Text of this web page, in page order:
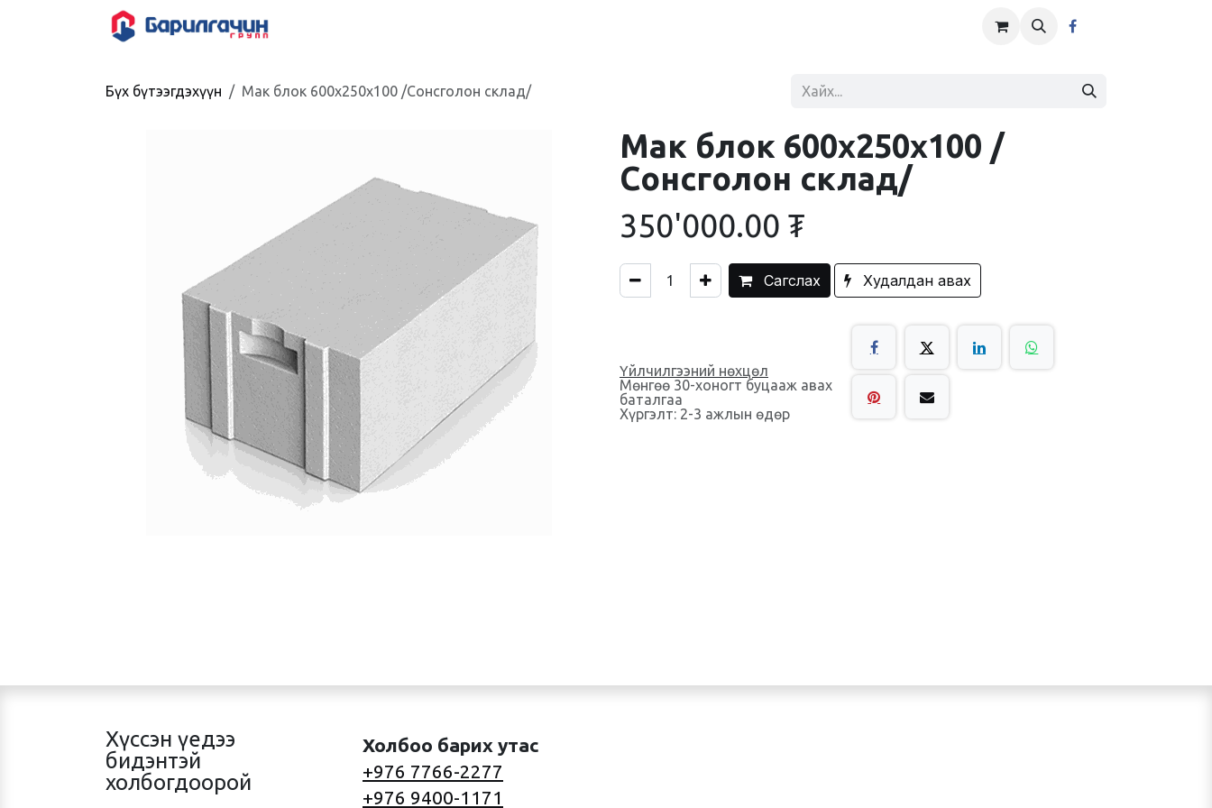
Бүх бүтээгдэхүүн Мак блок 600x250x100 /Сонсголон склад/
Мак блок 600x250x100 /
Сонсголон склад/
350'000.00 ₮
Сагслах Худалдан авах
Үйлчилгээний нөхцөл
Мөнгөө 30-хоногт буцааж авах
баталгаа
Хүргэлт: 2-3 ажлын өдөр
Хүссэн үедээ
бидэнтэй
холбогдоорой
Холбоо барих утас
+976 7766-2277
+976 9400-1171